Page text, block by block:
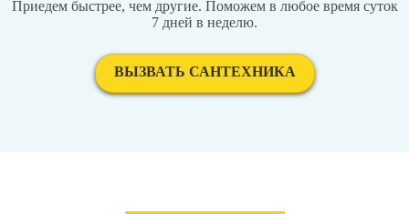
Приедем быстрее, чем другие. Поможем в любое время суток
7 дней в неделю.
ВЫЗВАТЬ САНТЕХНИКА